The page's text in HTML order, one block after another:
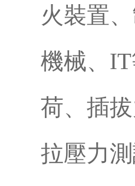
火裝置
機械
荷
拉壓力測